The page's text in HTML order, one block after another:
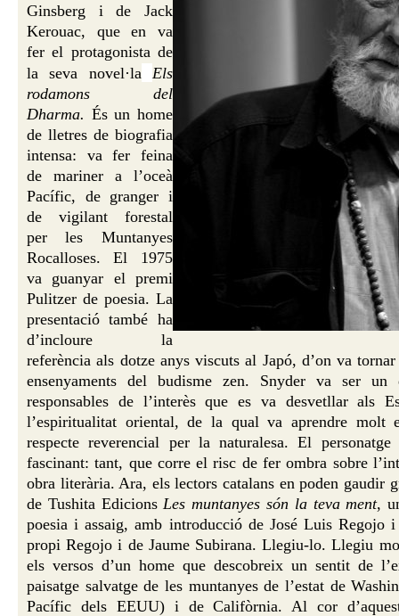
Ginsberg i de Jack
Kerouac, que en va
fer el protagonista de
la seva novel·la
Els
rodamons del
Dharma. És un home
de lletres de biografia
intensa: va fer feina
de mariner a l’oceà
Pacífic, de granger i
de vigilant forestal
per les Muntanyes
Rocalloses. El 1975
va guanyar el premi
Pulitzer de poesia. La
presentació també ha
d’incloure la
referència als dotze anys viscuts al Japó, d’on va
ensenyaments del budisme zen. Snyder va ser un
responsables de l’interès que es va desvetllar als
l’espiritualitat oriental, de la qual va aprendre molt
respecte reverencial per la naturalesa. El
fascinant: tant, que corre el risc de fer ombra sobre
obra literària. Ara, els lectors catalans en poden gaudir
de Tushita Edicions Les muntanyes són la teva ment,
poesia i assaig, amb introducció de José Luis Regojo
propi Regojo i de Jaume Subirana. Llegiu-lo. Llegiu
els versos d’un home que descobreix un sentit de
paisatge salvatge de les muntanyes de l’estat de
Pacífic dels EEUU) i de Califòrnia. Al cor